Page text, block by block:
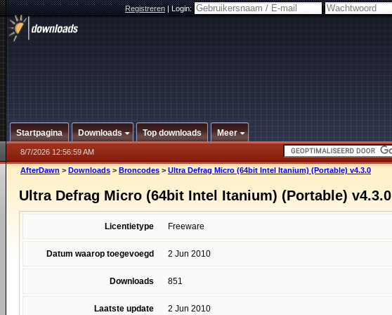
Registreren|Login:
Startpagina Downloads Top downloads Meer
8/7/2026 12:56:59 AM
AfterDawn > Downloads > Broncodes > Ultra Defrag Micro (64bit Intel Itanium) (Portable) v4.3.0
Ultra Defrag Micro (64bit Intel Itanium) (Portable) v4.3.0
Licentietype Freeware
Datum waarop toegevoegd 2 Jun 2010
Downloads 851
Laatste update 2 Jun 2010